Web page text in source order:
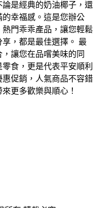
是經典的奶油椰子，還
幸福感。這是您辦公
門乖乖產品，讓您輕鬆
，都是最佳選擇。 最
讓您在品嚐美味的同
食，更是代表平安順利
促銷，人氣商品不容錯
更多歡樂與順心！